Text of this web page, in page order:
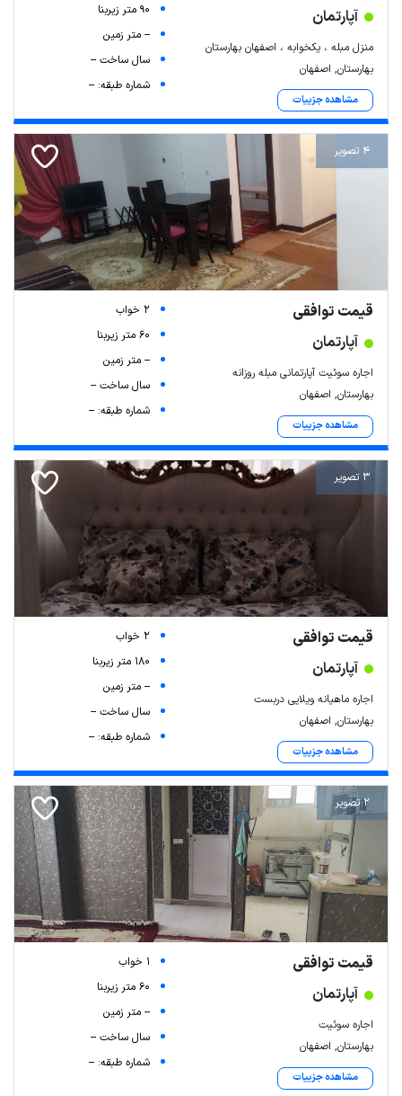
آپارتمان
منزل‌ مبله ، یکخوابه ، اصفهان بهارستان
بهارستان, اصفهان
مشاهده جزییات
90 متر زیربنا
-- متر زمین
سال ساخت --
شماره طبقه: --
4 تصویر
قیمت توافقی
آپارتمان
اجاره سوئیت آپارتمانی مبله روزانه
بهارستان, اصفهان
مشاهده جزییات
2 خواب
60 متر زیربنا
-- متر زمین
سال ساخت --
شماره طبقه: --
3 تصویر
قیمت توافقی
آپارتمان
اجاره ماهیانه ویلایی دربست
بهارستان, اصفهان
مشاهده جزییات
2 خواب
180 متر زیربنا
-- متر زمین
سال ساخت --
شماره طبقه: --
2 تصویر
قیمت توافقی
آپارتمان
اجاره سوئیت
بهارستان, اصفهان
مشاهده جزییات
1 خواب
60 متر زیربنا
-- متر زمین
سال ساخت --
شماره طبقه: --